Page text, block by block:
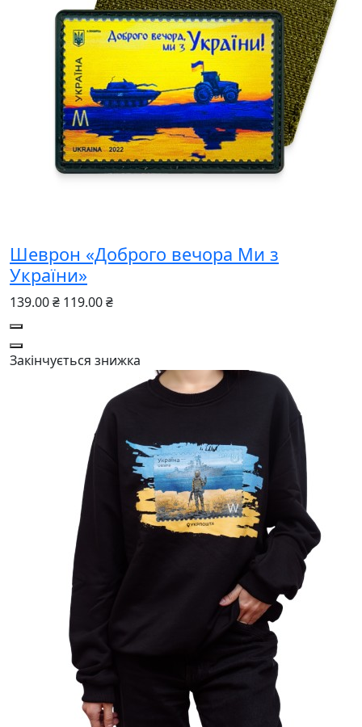
Шеврон «Доброго вечора Ми з
України»
139.00 ₴ 119.00 ₴
Закінчується знижка